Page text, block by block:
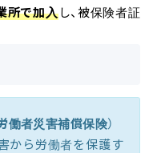
所で加入し、被保険者証
働者災害補償保険）
から労働者を保護す